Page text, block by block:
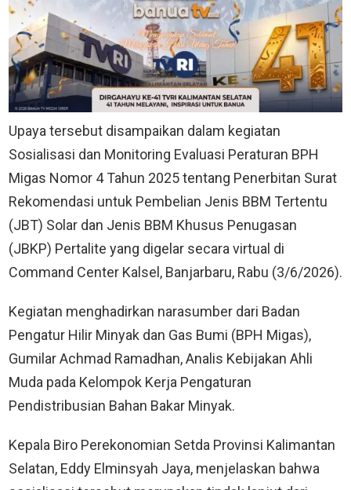
Upaya tersebut disampaikan dalam kegiatan
Sosialisasi dan Monitoring Evaluasi Peraturan BPH
Migas Nomor 4 Tahun 2025 tentang Penerbitan Surat
Rekomendasi untuk Pembelian Jenis BBM Tertentu
(JBT) Solar dan Jenis BBM Khusus Penugasan
(JBKP) Pertalite yang digelar secara virtual di
Command Center Kalsel, Banjarbaru, Rabu (3/6/2026).
Kegiatan menghadirkan narasumber dari Badan
Pengatur Hilir Minyak dan Gas Bumi (BPH Migas),
Gumilar Achmad Ramadhan, Analis Kebijakan Ahli
Muda pada Kelompok Kerja Pengaturan
Pendistribusian Bahan Bakar Minyak.
Kepala Biro Perekonomian Setda Provinsi Kalimantan
Selatan, Eddy Elminsyah Jaya, menjelaskan bahwa